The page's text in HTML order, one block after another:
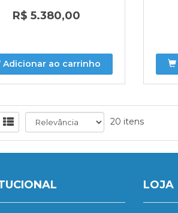
R$ 5.380,00
Adicionar ao carrinho
20 itens
LOJA